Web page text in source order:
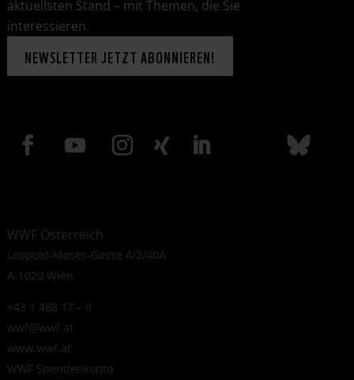
aktuellsten Stand – mit Themen, die Sie
interessieren.
NEWSLETTER JETZT ABONNIEREN!
WWF Österreich
Leopold-Moses-Gasse 4/2/40A
A-1020 Wien
+43 1 488 17 – 0
wwf@wwf.at
www.wwf.at
WWF Spendenkonto